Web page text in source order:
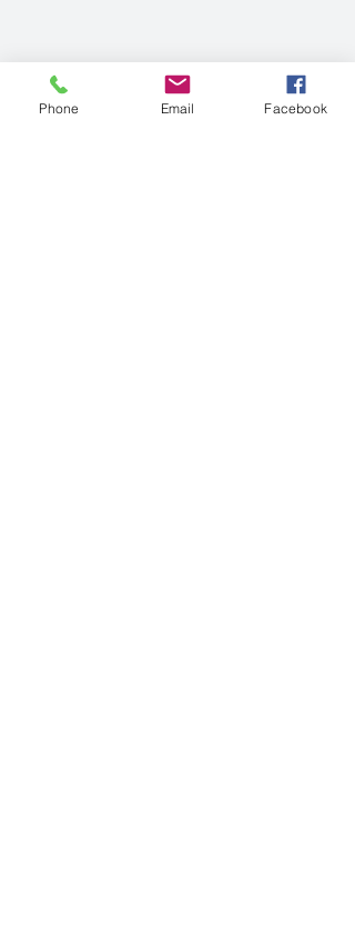
Phone Email Facebook